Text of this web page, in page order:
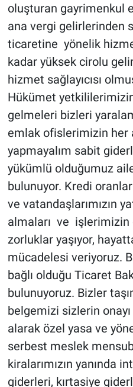
oluşturan gayrimenkul
ana vergi gelirlerinden
ticaretine yönelik
kadar yüksek cirolu
hizmet sağlayıcısı
Hükümet
gelmeleri bizleri
emlak ofislerimizin her
yapmayalım sabit
yükümlü olduğumuz
bulunuyor. Kredi
ve vatandaşlarımızın
almaları ve işlerimizin
zorluklar yaşıyor,
mücadelesi veriyoruz.
bağlı olduğu Ticaret
bulunuyoruz. Bizler
belgemizi sizlerin
alarak özel yasa ve
serbest meslek
kiralarımızın yanında
giderleri, kırtasiye